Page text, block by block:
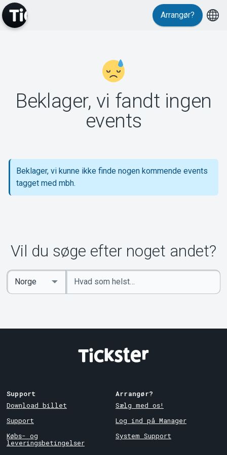
Support
Om Tickster
Arrangør?
Beklager, vi fandt ingen
events
Beklager, vi kunne ikke finde nogen kommende events
tagget med mbh.
Vil du søge efter noget andet?
Indtast
søgeord
Select
Country
Support
Download billet
Support
Købs- og
leveringsbetingelser
Arrangør?
Sælg med os!
Log ind på Manager
System Support